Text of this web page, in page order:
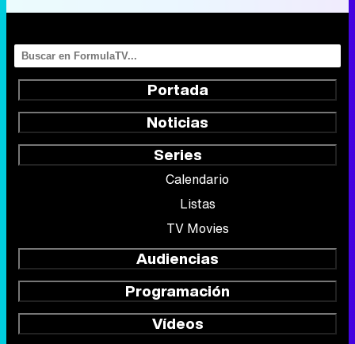
Portada
Noticias
Series
Calendario
Listas
TV Movies
Audiencias
Programación
Vídeos